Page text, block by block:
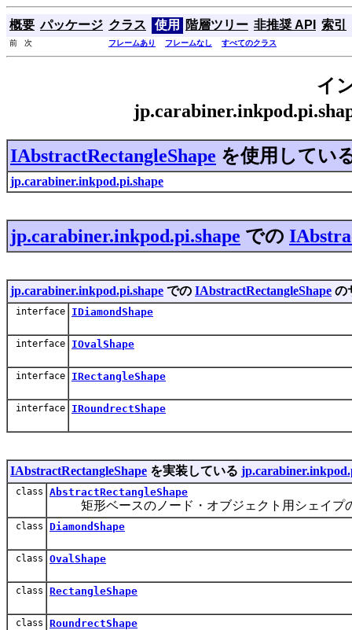
概要 パッケージ クラス 使用 階層ツリー 非推奨 API 索引
前 次 フレームあり フレームなし すべてのクラス
イ
IAbstractRectangleShape を使用してい
jp.carabiner.inkpod.pi.shape
jp.carabiner.inkpod.pi.shape での
jp.carabiner.inkpod.pi.shape での IAbstractRectangleShape の
interface IDiamondShape
interface IOvalShape
interface IRectangleShape
interface IRoundrectShape
IAbstractRectangleShape を実装している
class AbstractRectangleShape
矩形ベースのノード・オブジェクト用シェイプ
class DiamondShape
class OvalShape
class RectangleShape
class RoundrectShape